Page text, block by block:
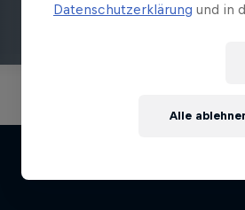
Datenschutzerklärung und in
Alle